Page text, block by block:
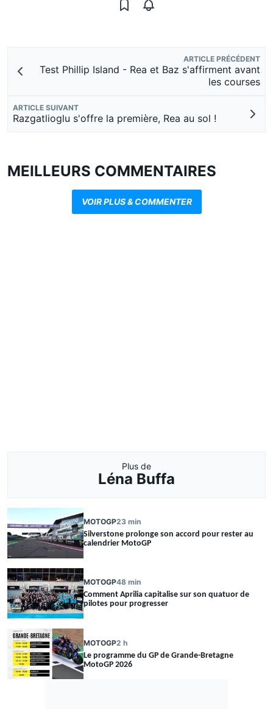
ARTICLE PRÉCÉDENT
Test Phillip Island - Rea et Baz s'affirment avant
les courses
ARTICLE SUIVANT
Razgatlioglu s'offre la première, Rea au sol !
MEILLEURS COMMENTAIRES
VOIR PLUS & COMMENTER
Plus de
Léna Buffa
MOTOGP23 min
Silverstone prolonge son accord pour rester au
calendrier MotoGP
MOTOGP48 min
Comment Aprilia capitalise sur son quatuor de
pilotes pour progresser
MOTOGP2 h
Le programme du GP de Grande-Bretagne
MotoGP 2026